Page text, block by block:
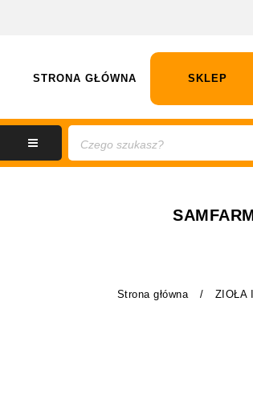
STRONA GŁÓWNA SKLEP
Strona główna / ZIOŁA